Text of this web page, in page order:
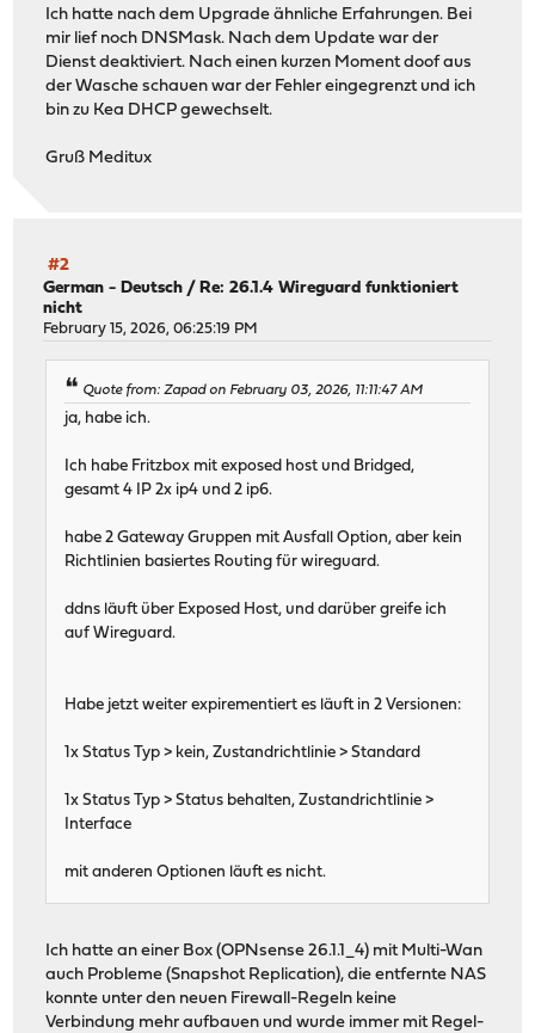
Ich hatte nach dem Upgrade ähnliche Erfahrungen. Bei
mir lief noch DNSMask. Nach dem Update war der
Dienst deaktiviert. Nach einen kurzen Moment doof aus
der Wasche schauen war der Fehler eingegrenzt und ich
bin zu Kea DHCP gewechselt.
Gruß Meditux
#2
German - Deutsch /Re: 26.1.4 Wireguard funktioniert
nicht
February 15, 2026, 06:25:19 PM
Quote from: Zapad on February 03, 2026, 11:11:47 AM
ja, habe ich.
Ich habe Fritzbox mit exposed host und Bridged,
gesamt 4 IP 2x ip4 und 2 ip6.
habe 2 Gateway Gruppen mit Ausfall Option, aber kein
Richtlinien basiertes Routing für wireguard.
ddns läuft über Exposed Host, und darüber greife ich
auf Wireguard.
Habe jetzt weiter expirementiert es läuft in 2 Versionen:
1x Status Typ > kein, Zustandrichtlinie > Standard
1x Status Typ > Status behalten, Zustandrichtlinie >
Interface
mit anderen Optionen läuft es nicht.
Ich hatte an einer Box (OPNsense 26.1.1_4) mit Multi-Wan
auch Probleme (Snapshot Replication), die entfernte NAS
konnte unter den neuen Firewall-Regeln keine
Verbindung mehr aufbauen und wurde immer mit Regel-